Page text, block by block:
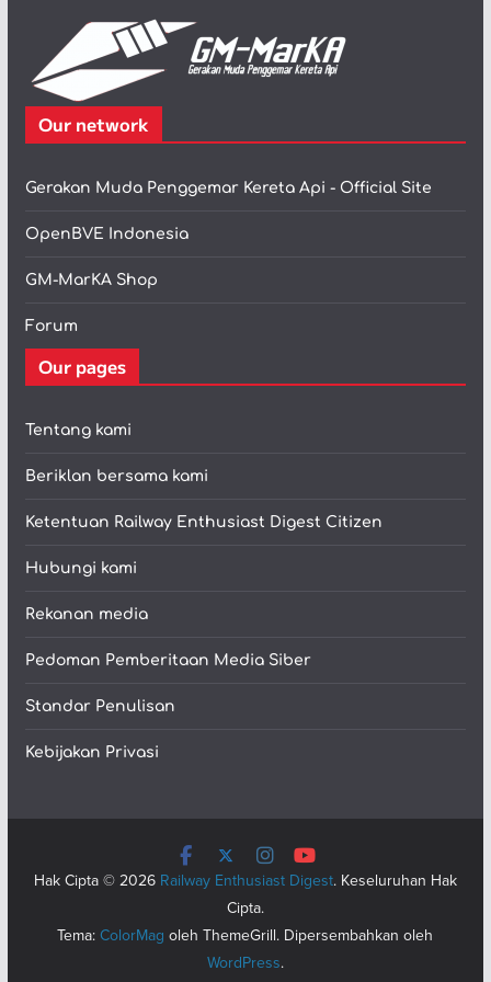
Our network
Gerakan Muda Penggemar Kereta Api - Official Site
OpenBVE Indonesia
GM-MarKA Shop
Forum
Our pages
Tentang kami
Beriklan bersama kami
Ketentuan Railway Enthusiast Digest Citizen
Hubungi kami
Rekanan media
Pedoman Pemberitaan Media Siber
Standar Penulisan
Kebijakan Privasi
Hak Cipta © 2026 Railway Enthusiast Digest. Keseluruhan Hak
Cipta.
Tema:ColorMag oleh ThemeGrill. Dipersembahkan oleh
WordPress.